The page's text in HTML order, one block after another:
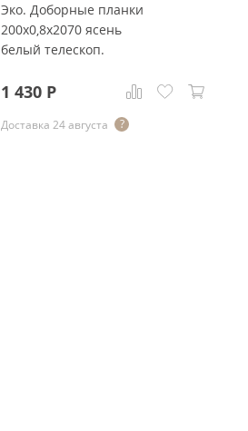
Эко. Доборные планки
200x0,8x2070 ясень
белый телескоп.
1 430 Р
Доставка 24 августа